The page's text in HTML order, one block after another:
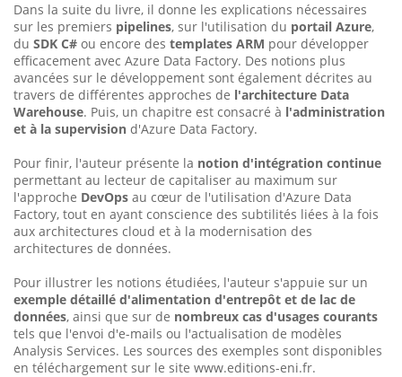
Dans la suite du livre, il donne les explications nécessaires
sur les premiers pipelines, sur l'utilisation du portail Azure,
du SDK C# ou encore des templates ARM pour développer
efficacement avec Azure Data Factory. Des notions plus
avancées sur le développement sont également décrites au
travers de différentes approches de l'architecture Data
Warehouse. Puis, un chapitre est consacré à l'administration
et à la supervision d'Azure Data Factory.
Pour finir, l'auteur présente la notion d'intégration continue
permettant au lecteur de capitaliser au maximum sur
l'approche DevOps au cœur de l'utilisation d'Azure Data
Factory, tout en ayant conscience des subtilités liées à la fois
aux architectures cloud et à la modernisation des
architectures de données.
Pour illustrer les notions étudiées, l'auteur s'appuie sur un
exemple détaillé d'alimentation d'entrepôt et de lac de
données, ainsi que sur de nombreux cas d'usages courants
tels que l'envoi d'e-mails ou l'actualisation de modèles
Analysis Services. Les sources des exemples sont disponibles
en téléchargement sur le site www.editions-eni.fr.